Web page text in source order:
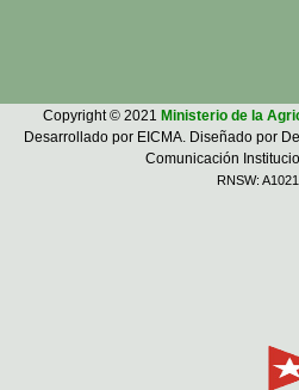
Copyright © 2021 Ministerio de la
Desarrollado por EICMA. Diseñado por
Comunicación
RNSW: A1021